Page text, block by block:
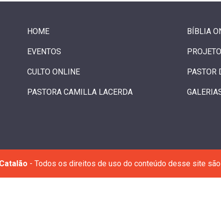
HOME BÍBLIA
EVENTOS
CULTO ONLINE PASTOR
PASTORA CAMILLA LACERDA
- Todos os direitos de uso do conteúdo desse site